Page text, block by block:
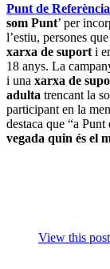
Punt de Referència
som Punt’ per
l’estiu, persones
xarxa de suport i
18 anys. La
i una xarxa de
adulta trencant la
participant en la
destaca que “a Punt
vegada quin és el
View this